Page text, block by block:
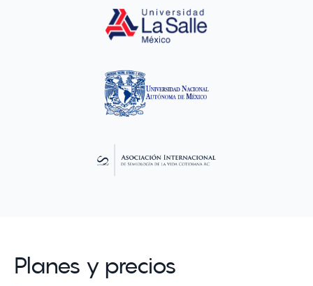
Planes y precios